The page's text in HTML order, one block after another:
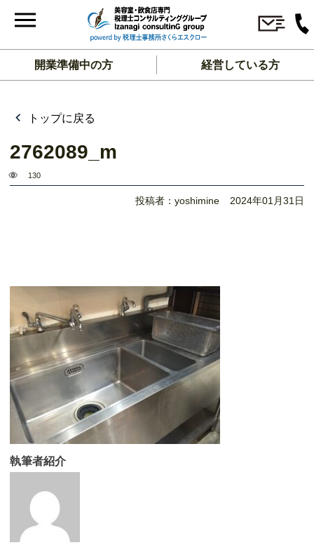
開業準備中の方 経営している方
トップに戻る
2762089_m
130
投稿者：yoshimine 2024年01月31日
執筆者紹介